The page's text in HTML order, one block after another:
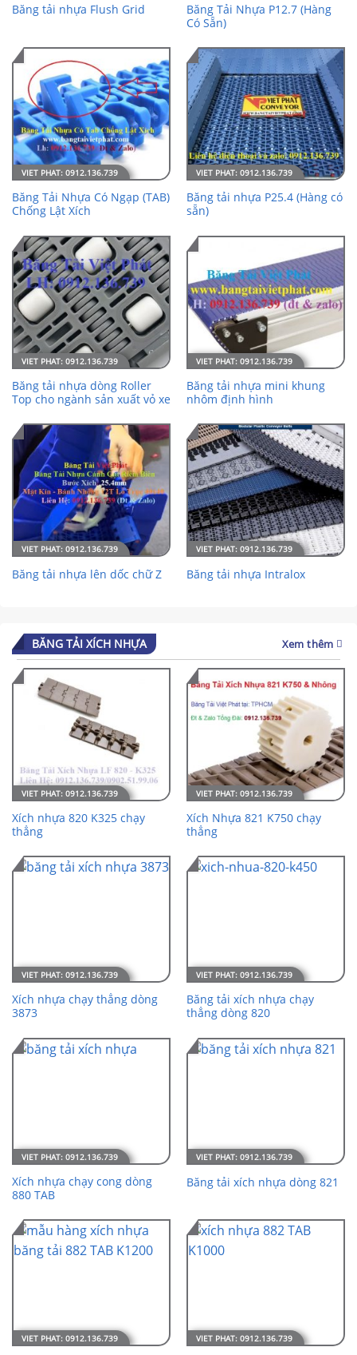
Băng tải nhựa Flush Grid
Băng Tải Nhựa P12.7 (Hàng
Có Sẵn)
Băng Tải Nhựa Có Ngạp (TAB)
Chống Lật Xích
Băng tải nhựa P25.4 (Hàng có
sẵn)
Băng tải nhựa dòng Roller
Top cho ngành sản xuất vỏ xe
Băng tải nhựa mini khung
nhôm định hình
Băng tải nhựa lên dốc chữ Z Băng tải nhựa Intralox
BĂNG TẢI XÍCH NHỰA Xem thêm
Xích nhựa 820 K325 chạy
thẳng
Xích Nhựa 821 K750 chạy
thẳng
Xích nhựa chạy thẳng dòng
3873
Băng tải xích nhựa chạy
thẳng dòng 820
Xích nhựa chạy cong dòng
880 TAB
Băng tải xích nhựa dòng 821